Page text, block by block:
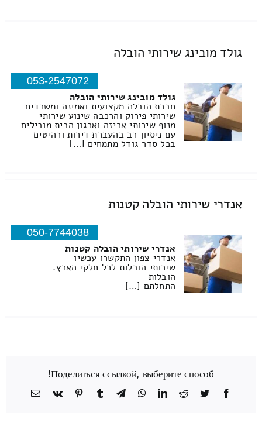
גולד מובינג שירותי הובלה
053-2547072
גולד מובינג שירותי הובלה
חברת הובלה מקצועית ואמינה ומשרדים
שירותי פירוק והרכבה שינוע שירותי
מנוף שירותי אריזה וארגון הבית מובילים
עם ניסיון רב בהעברת דירות ורהיטים
בכל סדר גודל מתמחים […]
אנדרי שירותי הובלה קטנות
050-7744038
אנדרי שירותי הובלה קטנות
אנדרי צפון התקשרו עכשיו
שירותי הובלות לכל חלקי הארץ.
הובלות
התחלתם […]
Поделиться ссылкой, выберите способ!
Facebook
Twitter
Reddit
LinkedIn
WhatsApp
Telegram
Tumblr
Pinterest
Vk
כתובת